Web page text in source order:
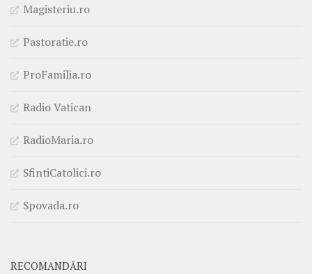
Magisteriu.ro
Pastoratie.ro
ProFamilia.ro
Radio Vatican
RadioMaria.ro
SfintiCatolici.ro
Spovada.ro
RECOMANDĂRI